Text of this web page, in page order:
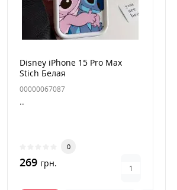
Disney iPhone 15 Pro Max
Stich Белая
00000067087
..
0
269 грн.